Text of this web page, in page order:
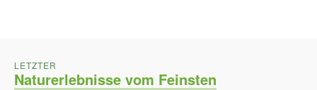
LETZTER
Naturerlebnisse vom Feinsten